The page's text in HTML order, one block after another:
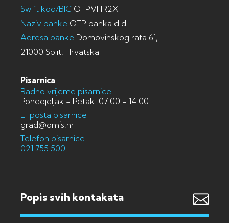
Swift kod/BIC OTPVHR2X
Naziv banke OTP banka d.d.
Adresa banke Domovinskog rata 61,
21000 Split, Hrvatska
Pisarnica
Radno vrijeme pisarnice
Ponedjeljak - Petak: 07:00 - 14:00
E-pošta pisarnice
grad@omis.hr
Telefon pisarnice
021 755 500
Popis svih kontakata